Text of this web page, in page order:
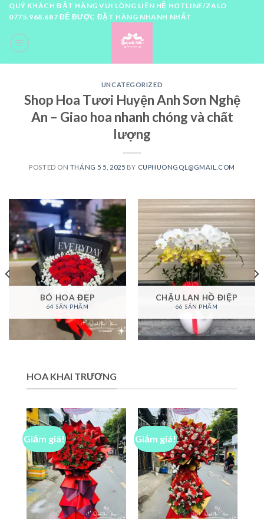
Skip
content
QUÝ KHÁCH ĐẶT HÀNG VUI LÒNG LIÊN HỆ HOTLINE/ZALO
0775.968.687 ĐỂ ĐƯỢC ĐẶT HÀNG NHANH NHẤT
UNCATEGORIZED
Shop Hoa Tươi Huyện Anh Sơn Nghệ
An – Giao hoa nhanh chóng và chất
lượng
POSTED ON THÁNG 5 5, 2025 BY CUPHUONGQL@GMAIL.COM
BÓ HOA ĐẸP
64 SẢN PHẨM
CHẬU LAN HỒ ĐIỆP
66 SẢN PHẨM
HOA KHAI TRƯƠNG
Giảm giá! Giảm giá!